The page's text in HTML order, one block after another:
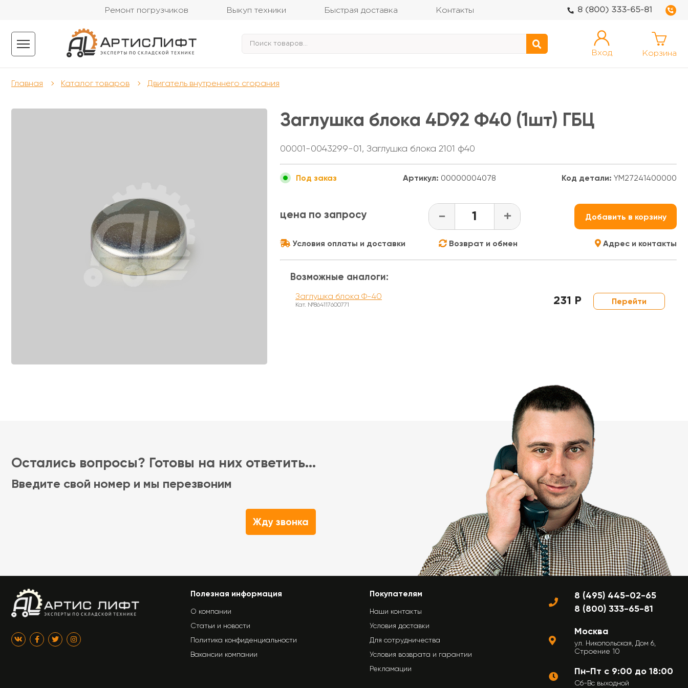
Ремонт погрузчиков Выкуп техники Быстрая доставка Контакты 8 (800) 333-65-81
Вход Корзина
Главная Каталог товаров Двигатель внутреннего сгорания
Заглушка блока 4D92 Ф40 (1шт) ГБЦ
00001-0043299-01, Заглушка блока 2101 ф40
Под заказ Артикул: 00000004078 Код детали: YM27241400000
цена по запросу - + Добавить в корзину
Условия оплаты и доставки Возврат и обмен Адрес и контакты
Возможные аналоги:
Заглушка блока Ф-40
Кат. №864117600771 231 Р Перейти
Остались вопросы? Готовы на них ответить...
Введите свой номер и мы перезвоним
Жду звонка
Полезная информация
О компании
Статьи и новости
Политика конфиденциальности
Вакансии компании
Покупателям
Наши контакты
Условия доставки
Для сотрудничества
Условия возврата и гарантии
Рекламации
8 (495) 445-02-65
8 (800) 333-65-81
Москва
ул. Никопольская, Дом 6,
Строение 10
Пн-Пт с 9:00 до 18:00
Сб-Вс выходной